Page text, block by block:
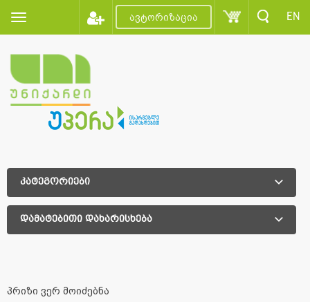
ავტორიზაცია EN
კატეგორიები
დამატებითი დახარისხება
პრიზი ვერ მოიძებნა